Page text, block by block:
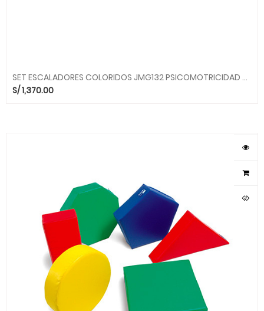
SET ESCALADORES COLORIDOS JMG132 PSICOMOTRICIDAD MOVILUDICOS MGO
S/1,370.00